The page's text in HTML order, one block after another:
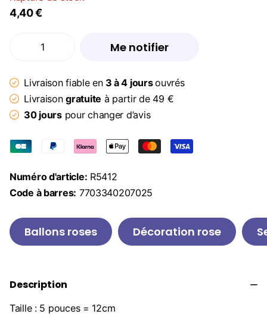
4,40 €
Me notifier
Livraison fiable en3 à 4 joursouvrés
Livraisongratuite à partir de 49 €
30 jourspour changer d’avis
Numéro d'article: R5412
Code à barres: 7703340207025
Ballons roses Décoration rose
Description
Taille : 5 pouces = 12cm